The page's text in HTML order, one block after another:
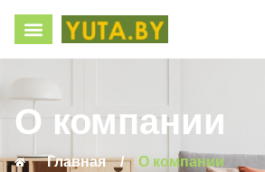
О компании
Главная / О компании